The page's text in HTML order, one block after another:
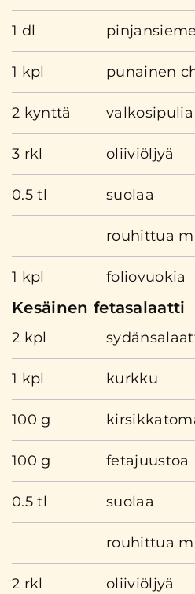
1 dl
1 kpl punainen
2 kynttä valkosipulia
3 rkl oliiviöljyä
0.5 tl suolaa
rouhittua
1 kpl foliovuokia
Kesäinen fetasalaatti
2 kpl
1 kpl kurkku
100 g
100 g fetajuustoa
0.5 tl suolaa
rouhittua
2 rkl oliiviöljyä